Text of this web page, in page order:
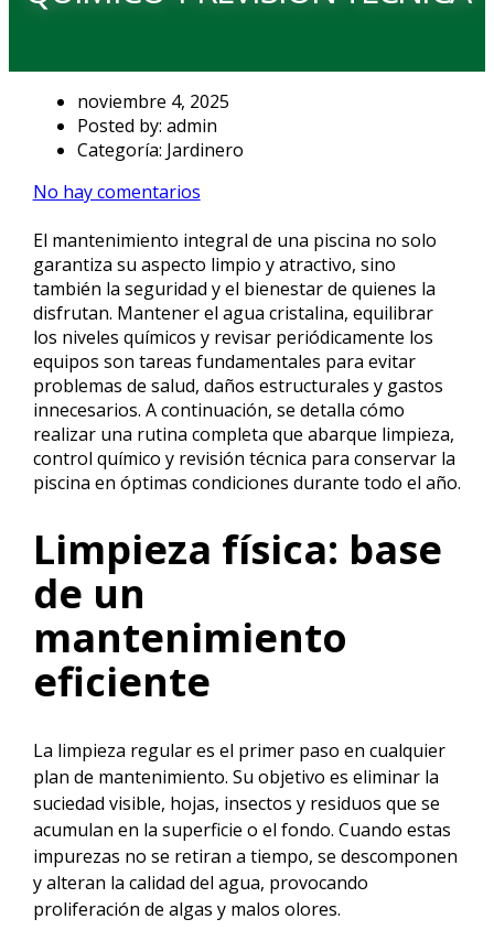
noviembre 4, 2025
Posted by: admin
Categoría: Jardinero
No hay comentarios
El mantenimiento integral de una piscina no solo
garantiza su aspecto limpio y atractivo, sino
también la seguridad y el bienestar de quienes la
disfrutan. Mantener el agua cristalina, equilibrar
los niveles químicos y revisar periódicamente los
equipos son tareas fundamentales para evitar
problemas de salud, daños estructurales y gastos
innecesarios. A continuación, se detalla cómo
realizar una rutina completa que abarque limpieza,
control químico y revisión técnica para conservar la
piscina en óptimas condiciones durante todo el año.
Limpieza física: base
de un
mantenimiento
eficiente
La limpieza regular es el primer paso en cualquier
plan de mantenimiento. Su objetivo es eliminar la
suciedad visible, hojas, insectos y residuos que se
acumulan en la superficie o el fondo. Cuando estas
impurezas no se retiran a tiempo, se descomponen
y alteran la calidad del agua, provocando
proliferación de algas y malos olores.